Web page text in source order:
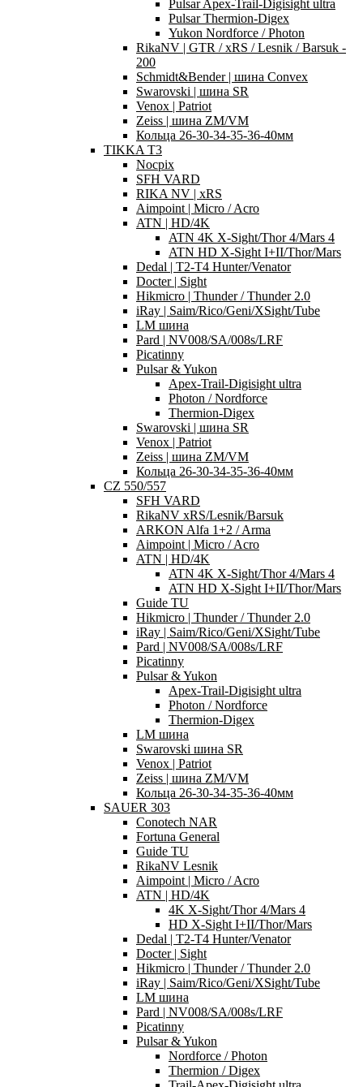
Pulsar Apex-Trail-Digisight ultra
Pulsar Thermion-Digex
Yukon Nordforce / Photon
RikaNV | GTR / xRS / Lesnik / Barsuk -
200
Schmidt&Bender | шина Convex
Swarovski | шина SR
Venox | Patriot
Zeiss | шина ZM/VM
Кольца 26-30-34-35-36-40мм
TIKKA T3
Nocpix
SFH VARD
RIKA NV | xRS
Aimpoint | Micro / Acro
ATN | HD/4K
ATN 4K X-Sight/Thor 4/Mars 4
ATN HD X-Sight I+II/Thor/Mars
Dedal | T2-T4 Hunter/Venator
Docter | Sight
Hikmicro | Thunder / Thunder 2.0
iRay | Saim/Rico/Geni/XSight/Tube
LM шина
Pard | NV008/SA/008s/LRF
Picatinny
Pulsar & Yukon
Apex-Trail-Digisight ultra
Photon / Nordforce
Thermion-Digex
Swarovski | шина SR
Venox | Patriot
Zeiss | шина ZM/VM
Кольца 26-30-34-35-36-40мм
CZ 550/557
SFH VARD
RikaNV xRS/Lesnik/Barsuk
ARKON Alfa 1+2 / Arma
Aimpoint | Micro / Acro
ATN | HD/4K
ATN 4K X-Sight/Thor 4/Mars 4
ATN HD X-Sight I+II/Thor/Mars
Guide TU
Hikmicro | Thunder / Thunder 2.0
iRay | Saim/Rico/Geni/XSight/Tube
Pard | NV008/SA/008s/LRF
Picatinny
Pulsar & Yukon
Apex-Trail-Digisight ultra
Photon / Nordforce
Thermion-Digex
LM шина
Swarovski шина SR
Venox | Patriot
Zeiss | шина ZM/VM
Кольца 26-30-34-35-36-40мм
SAUER 303
Conotech NAR
Fortuna General
Guide TU
RikaNV Lesnik
Aimpoint | Micro / Acro
ATN | HD/4K
4K X-Sight/Thor 4/Mars 4
HD X-Sight I+II/Thor/Mars
Dedal | T2-T4 Hunter/Venator
Docter | Sight
Hikmicro | Thunder / Thunder 2.0
iRay | Saim/Rico/Geni/XSight/Tube
LM шина
Pard | NV008/SA/008s/LRF
Picatinny
Pulsar & Yukon
Nordforce / Photon
Thermion / Digex